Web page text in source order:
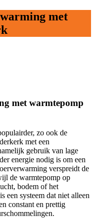
met
met warmtepomp
zo ook de
met een
gebruik van lage
energie nodig is om een
verspreidt de
de warmtepomp op
bodem of het
een systeem dat niet alleen
constant en prettig